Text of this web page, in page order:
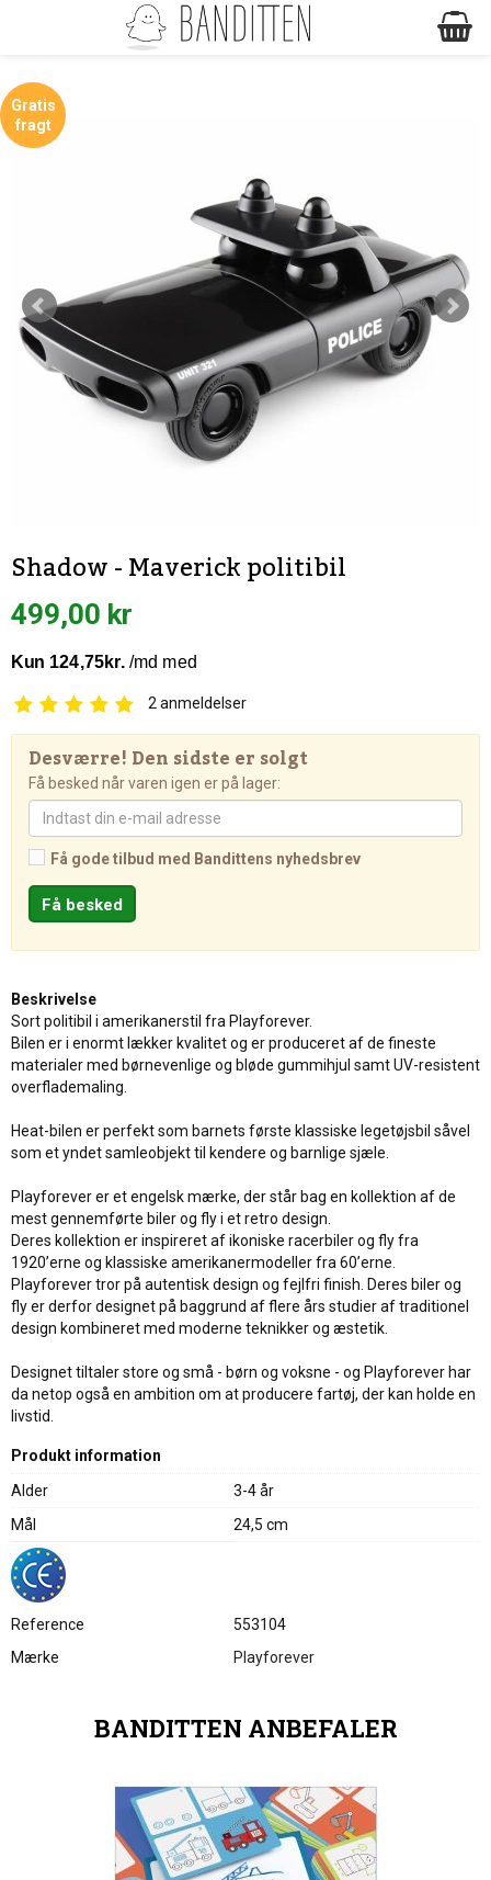
Gratis
fragt
Shadow - Maverick politibil
499,00 kr
2 anmeldelser
Desværre! Den sidste er solgt
Få besked når varen igen er på lager:
Få gode tilbud med Bandittens nyhedsbrev
Beskrivelse
Sort politibil i amerikanerstil fra Playforever.
Bilen er i enormt lækker kvalitet og er produceret af de fineste
materialer med børnevenlige og bløde gummihjul samt UV-resistent
overflademaling.
Heat-bilen er perfekt som barnets første klassiske legetøjsbil såvel
som et yndet samleobjekt til kendere og barnlige sjæle.
Playforever er et engelsk mærke, der står bag en kollektion af de
mest gennemførte biler og fly i et retro design.
Deres kollektion er inspireret af ikoniske racerbiler og fly fra
1920’erne og klassiske amerikanermodeller fra 60’erne.
Playforever tror på autentisk design og fejlfri finish. Deres biler og
fly er derfor designet på baggrund af flere års studier af traditionel
design kombineret med moderne teknikker og æstetik.
Designet tiltaler store og små - børn og voksne - og Playforever har
da netop også en ambition om at producere fartøj, der kan holde en
livstid.
Produkt information
Alder
3-4 år
Mål
24,5 cm
Reference
553104
Mærke
Playforever
BANDITTEN ANBEFALER